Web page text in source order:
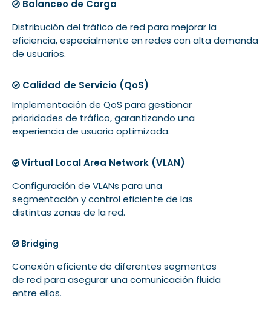
Balanceo de Carga
Distribución del tráfico de red para mejorar la
eficiencia, especialmente en redes con alta demanda
de usuarios.
Calidad de Servicio (QoS)
Implementación de QoS para gestionar
prioridades de tráfico, garantizando una
experiencia de usuario optimizada.
Virtual Local Area Network (VLAN)
Configuración de VLANs para una
segmentación y control eficiente de las
distintas zonas de la red.
Bridging
Conexión eficiente de diferentes segmentos
de red para asegurar una comunicación fluida
entre ellos.